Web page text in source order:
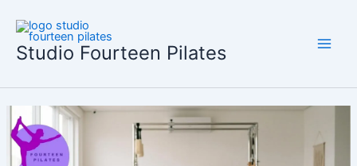
para
Studio Fourteen Pilates